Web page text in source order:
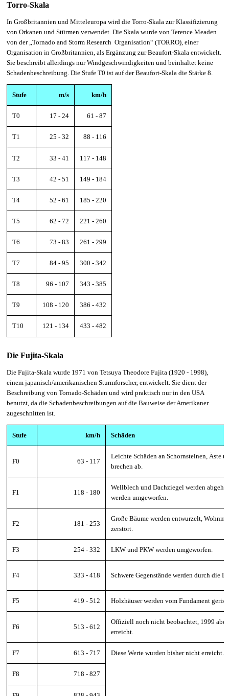
Torro-Skala
In Großbritannien und Mitteleuropa wird die Torro-Skala zur Klassifizierung
von Orkanen und Stürmen verwendet. Die Skala wurde von Terence Meaden
von der „Tornado and Storm Research Organisation“ (TORRO), einer
Organisation in Großbritannien, als Ergänzung zur Beaufort-Skala entwickelt.
Sie beschreibt allerdings nur Windgeschwindigkeiten und beinhaltet keine
Schadenbeschreibung. Die Stufe T0 ist auf der Beaufort-Skala die Stärke 8.
Stufe m/s km/h
T0 17 - 24 61 - 87
T1 25 - 32 88 - 116
T2 33 - 41 117 - 148
T3 42 - 51 149 - 184
T4 52 - 61 185 - 220
T5 62 - 72 221 - 260
T6 73 - 83 261 - 299
T7 84 - 95 300 - 342
T8 96 - 107 343 - 385
T9 108 - 120 386 - 432
T10 121 - 134 433 - 482
Die Fujita-Skala
Die Fujita-Skala wurde 1971 von Tetsuya Theodore Fujita (1920 - 1998),
einem japanisch/amerikanischen Sturmforscher, entwickelt. Sie dient der
Beschreibung von Tornado-Schäden und wird praktisch nur in den USA
benutzt, da die Schadenbeschreibungen auf die Bauweise der Amerikaner
zugeschnitten ist.
Stufe km/h Schäden
F0 63 - 117
Leichte Schäden an Schornsteinen, Äste
brechen ab.
F1 118 - 180
Wellblech und Dachziegel werden
werden umgeworfen.
F2 181 - 253
Große Bäume werden entwurzelt,
zerstört.
F3 254 - 332 LKW und PKW werden umgeworfen.
F4 333 - 418 Schwere Gegenstände werden durch die
F5 419 - 512 Holzhäuser werden vom Fundament
F6 513 - 612
Offiziell noch nicht beobachtet, 1999
erreicht.
F7 613 - 717 Diese Werte wurden bisher nicht erreicht.
F8 718 - 827